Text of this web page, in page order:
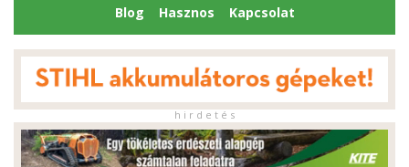
Blog
Hasznos Kapcsolat
h i r d e t é s